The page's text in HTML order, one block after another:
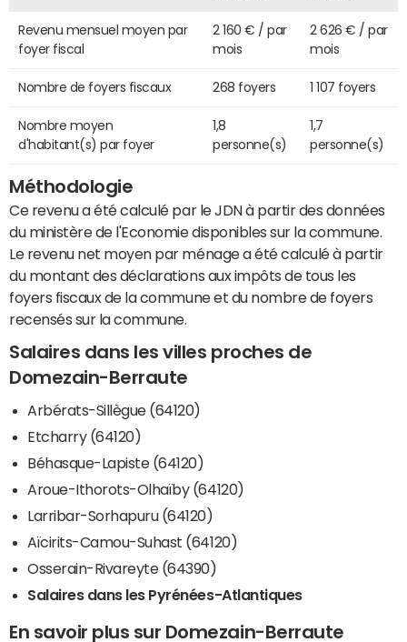
Revenu mensuel moyen par
foyer fiscal
2 160 € / par
mois
2 626 € / par
mois
Nombre de foyers fiscaux 268 foyers 1 107 foyers
Nombre moyen
d'habitant(s) par foyer
1,8
personne(s)
1,7
personne(s)
Méthodologie
Ce revenu a été calculé par le JDN à partir des données
du ministère de l'Economie disponibles sur la commune.
Le revenu net moyen par ménage a été calculé à partir
du montant des déclarations aux impôts de tous les
foyers fiscaux de la commune et du nombre de foyers
recensés sur la commune.
Salaires dans les villes proches de
Domezain-Berraute
Arbérats-Sillègue (64120)
Etcharry (64120)
Béhasque-Lapiste (64120)
Aroue-Ithorots-Olhaïby (64120)
Larribar-Sorhapuru (64120)
Aïcirits-Camou-Suhast (64120)
Osserain-Rivareyte (64390)
Salaires dans les Pyrénées-Atlantiques
En savoir plus sur Domezain-Berraute